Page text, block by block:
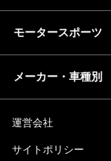
モータースポーツ
メーカー・車種別
運営会社
サイトポリシー